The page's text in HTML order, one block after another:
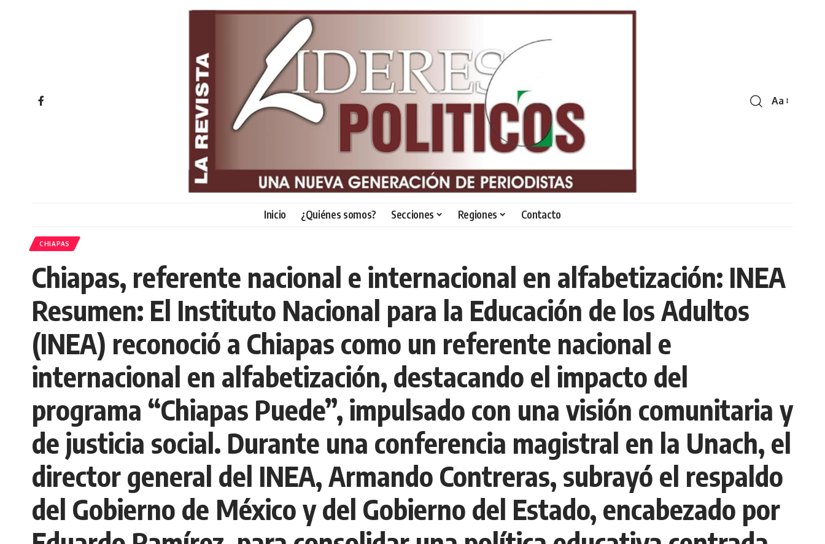
Font
Aa
Inicio ¿Quiénes somos? Secciones Regiones Contacto
CHIAPAS
Chiapas, referente nacional e internacional en alfabetización: INEA
Resumen: El Instituto Nacional para la Educación de los Adultos
(INEA) reconoció a Chiapas como un referente nacional e
internacional en alfabetización, destacando el impacto del
programa “Chiapas Puede”, impulsado con una visión comunitaria y
de justicia social. Durante una conferencia magistral en la Unach, el
director general del INEA, Armando Contreras, subrayó el respaldo
del Gobierno de México y del Gobierno del Estado, encabezado por